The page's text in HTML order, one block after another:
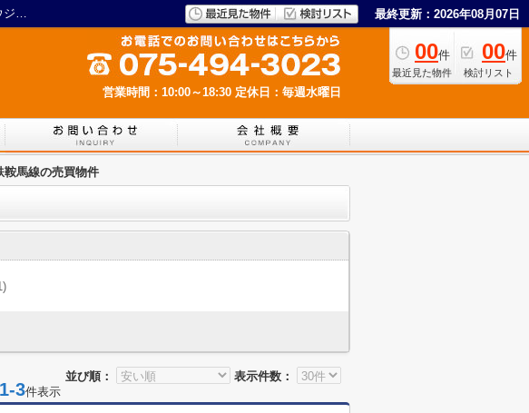
叡山電鉄叡山電鉄鞍馬線の駅選択画面｜京都市北区の不動産はLIXIL不動産ショップ イリグチハウジング 最終更新：2026年08月07日
00件
最近見た物件
00件
検討リスト
営業時間：10:00～18:30 定休日：毎週水曜日
鞍馬線の売買物件
並び順：
表示件数：
3件表示